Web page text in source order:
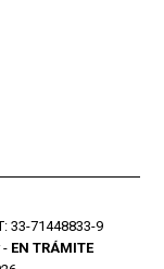
33-71448833-9
- EN TRÁMITE